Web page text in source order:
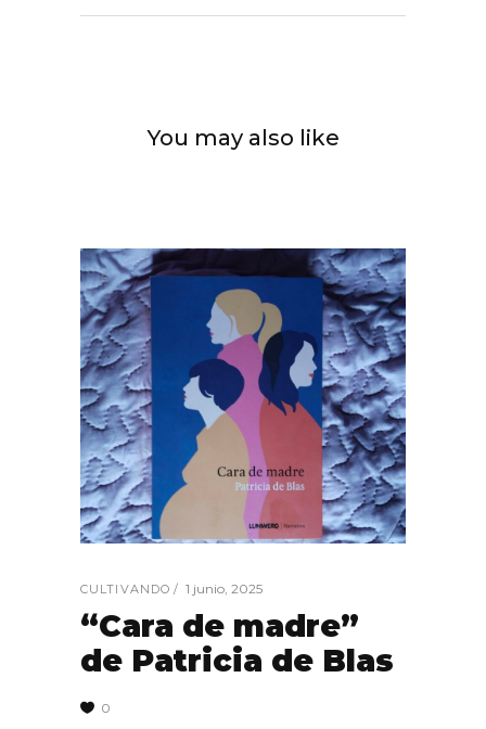
You may also like
CULTIVANDO 1 junio, 2025
“Cara de madre”
de Patricia de Blas
0